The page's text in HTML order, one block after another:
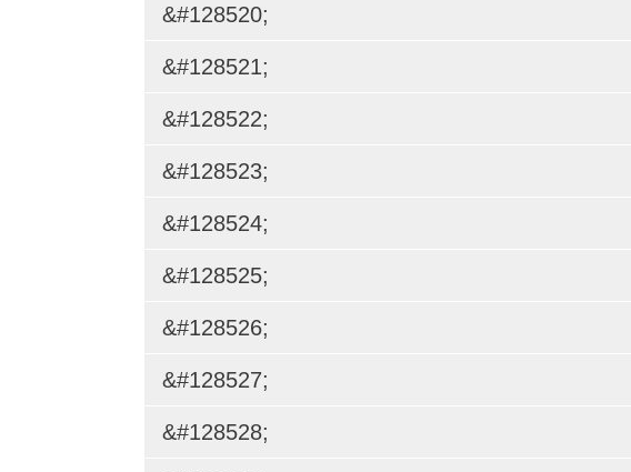
&#128520;
&#128521;
&#128522;
&#128523;
&#128524;
&#128525;
&#128526;
&#128527;
&#128528;